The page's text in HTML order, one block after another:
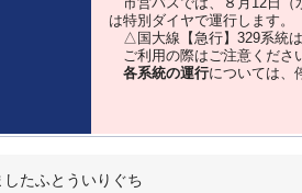
は特別ダイヤで運⾏します。
△国大線【急行】329系統は
ご利用の際はご注意くださ
各系統の運行については、
したふとういりぐち